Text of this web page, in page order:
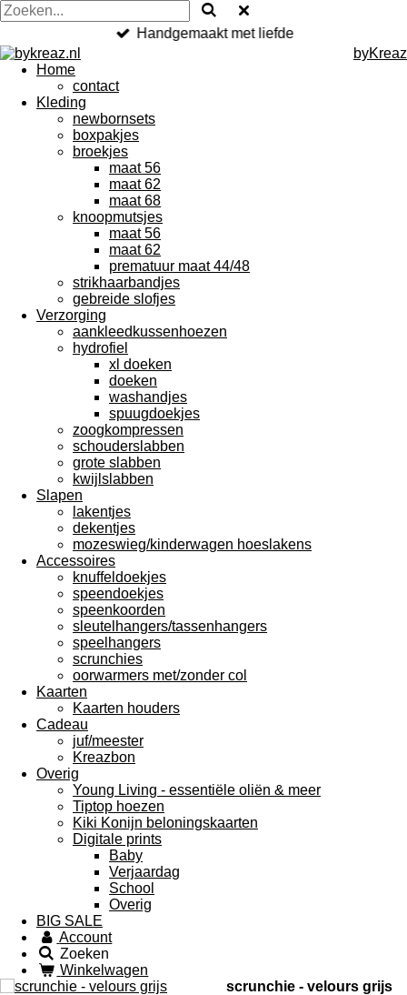
Handgemaakt met liefde
byKreaz
Home
contact
Kleding
newbornsets
boxpakjes
broekjes
maat 56
maat 62
maat 68
knoopmutsjes
maat 56
maat 62
prematuur maat 44/48
strikhaarbandjes
gebreide slofjes
Verzorging
aankleedkussenhoezen
hydrofiel
xl doeken
doeken
washandjes
spuugdoekjes
zoogkompressen
schouderslabben
grote slabben
kwijlslabben
Slapen
lakentjes
dekentjes
mozeswieg/kinderwagen hoeslakens
Accessoires
knuffeldoekjes
speendoekjes
speenkoorden
sleutelhangers/tassenhangers
speelhangers
scrunchies
oorwarmers met/zonder col
Kaarten
Kaarten houders
Cadeau
juf/meester
Kreazbon
Overig
Young Living - essentiële oliën & meer
Tiptop hoezen
Kiki Konijn beloningskaarten
Digitale prints
Baby
Verjaardag
School
Overig
BIG SALE
Account
Zoeken
Winkelwagen
scrunchie - velours grijs